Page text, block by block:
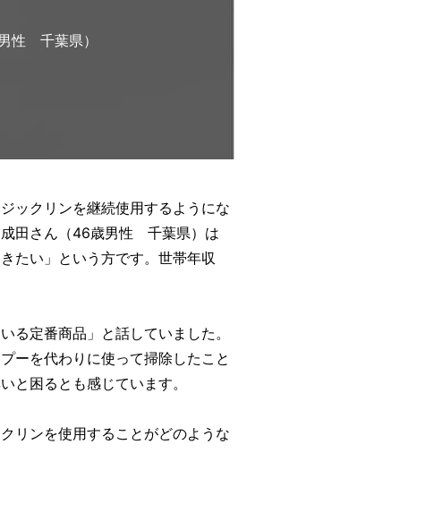
性 千葉県）
ックリンを継続使用するようにな
成田さん（46歳男性 千葉県）は
たい」という方です。世帯年収
定番商品」と話していました。
ーを代わりに使って掃除したこと
と困るとも感じています。
リンを使用することがどのような